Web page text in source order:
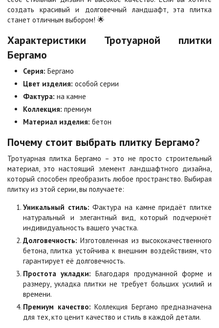
Клинкер
Коричневая
Цена по запросу
Листопад
Цена по запросу
Цена по запросу Цена по запросу
Оранжевая
Цена по запросу Цена по запросу
Особая серия
Цена по запросу
Сансет
Цена по запросу
Сахара
Цена по запросу
Серая
Цена по запросу
Серо-белая Сомон
создать красивый и долговечный ландшафт, эта плитка
станет отличным выбором! 🌟
Характеристики Тротуарной плитки
Бергамо
Серия: Бергамо
Цвет изделия: особой серии
Фактура: на камне
Коллекция: премиум
Материал изделия: бетон
Почему стоит выбрать плитку Бергамо?
Тротуарная плитка Бергамо – это не просто строительный
материал, это настоящий элемент ландшафтного дизайна,
который способен преобразить любое пространство. Выбирая
плитку из этой серии, вы получаете:
Уникальный стиль: Фактура на камне придаёт плитке
натуральный и элегантный вид, который подчеркнёт
индивидуальность вашего участка.
Долговечность: Изготовленная из высококачественного
бетона, плитка устойчива к внешним воздействиям, что
гарантирует её долговечность.
Простота укладки: Благодаря продуманной форме и
размеру, укладка плитки не требует больших усилий и
времени.
Премиум качество: Коллекция Бергамо предназначена
для тех, кто ценит качество и стиль в каждой детали.